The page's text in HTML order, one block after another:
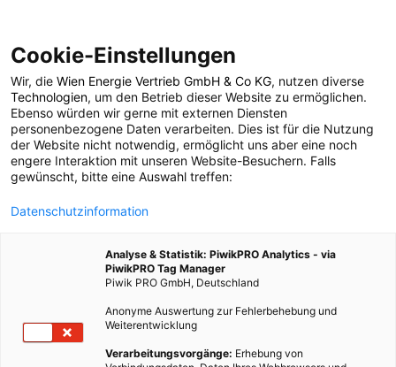
MOBILITÄT
Der Nissan Re-Leaf
liefert im
Katastrophenfall Strom
25. JANUAR 2021 2 MINUTEN LESEZEIT
Cookie-Einstellungen
Wir, die Wien Energie Vertrieb GmbH & Co KG, nutzen diverse
Technologien, um den Betrieb dieser Website zu ermöglichen.
Ebenso würden wir gerne mit externen Diensten
personenbezogene Daten verarbeiten. Dies ist für die Nutzung
der Website nicht notwendig, ermöglicht uns aber eine noch
engere Interaktion mit unseren Website-Besuchern. Falls
gewünscht, bitte eine Auswahl treffen:
Datenschutzinformation
Analyse & Statistik: PiwikPRO Analytics - via
PiwikPRO Tag Manager
Piwik PRO GmbH, Deutschland
Anonyme Auswertung zur Fehlerbehebung und
Weiterentwicklung
Verarbeitungsvorgänge: Erhebung von